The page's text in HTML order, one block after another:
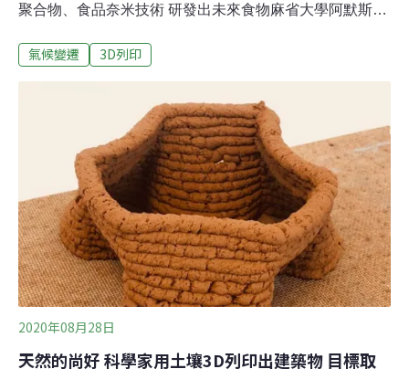
聚合物、食品奈米技術 研發出未來食物麻省大學阿默斯特
McClements）說：「食品科學領域正在發生許多令人振
品的生產和消費方式。」麥克萊門斯的最新著作《未來食
物：現代科學如何改變我們的飲食方式（Future Foods:
How Modern Science is Transforming the Way We Eat，
暫譯）》探討今日食品與科學的交集，不僅適合學生，也
值得一般大眾一讀。該書闡述技術和設計原理的使用，如
何創造出比今日食物更永續、健康和​​美味的未來食物。如
何製作功能性食品，加強保健食品或益生菌，以預防營養
不良和抵抗慢性疾病，是這本書的重點。麥克萊門特強
調，對許多人來說，
氣候變遷 3D列印
2020年08月28日
天然的尚好 科學家用土壤3D列印出建築物 目標取